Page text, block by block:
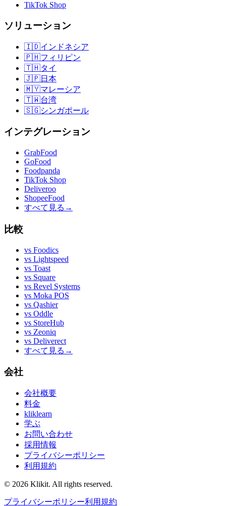
TikTok Shop
ソリューション
🇮🇩インドネシア
🇵🇭フィリピン
🇹🇭タイ
🇯🇵日本
🇲🇾マレーシア
🇹🇼台湾
🇸🇬シンガポール
インテグレーション
GrabFood
GoFood
Foodpanda
TikTok Shop
Deliveroo
ShopeeFood
すべて見る →
比較
vs Foodics
vs Lightspeed
vs Toast
vs Square
vs Revel Systems
vs Moka POS
vs Qashier
vs Oddle
vs StoreHub
vs Zeoniq
vs Deliverect
すべて見る →
会社
会社概要
料金
kliklearn
学ぶ
お問い合わせ
採用情報
プライバシーポリシー
利用規約
© 2026 Klikit. All rights reserved.
プライバシーポリシー利用規約